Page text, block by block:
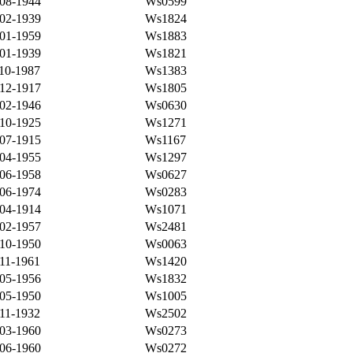
1939
Ws1824
1959
Ws1883
1939
Ws1821
1987
Ws1383
1917
Ws1805
1946
Ws0630
1925
Ws1271
1915
Ws1167
1955
Ws1297
1958
Ws0627
1974
Ws0283
1914
Ws1071
1957
Ws2481
1950
Ws0063
1961
Ws1420
1956
Ws1832
1950
Ws1005
1932
Ws2502
1960
Ws0273
1960
Ws0272